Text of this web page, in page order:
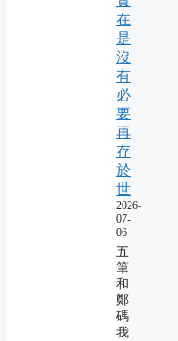
在
是
沒
有
必
要
再
存
於
世
2026-
07-
06
五
筆
和
鄭
碼
我